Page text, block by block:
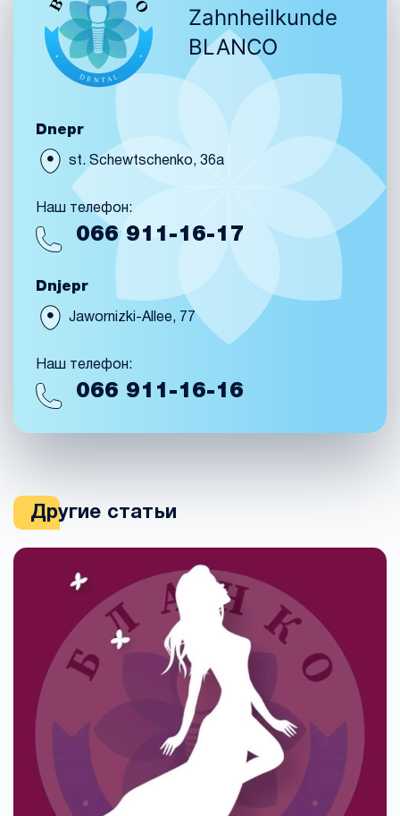
Zahnheilkunde
BLANCO
Dnepr
st. Schewtschenko, 36a
Наш телефон:
066911-16-17
Dnjepr
Jawornizki-Allee, 77
Наш телефон:
066 911-16-16
Другие статьи